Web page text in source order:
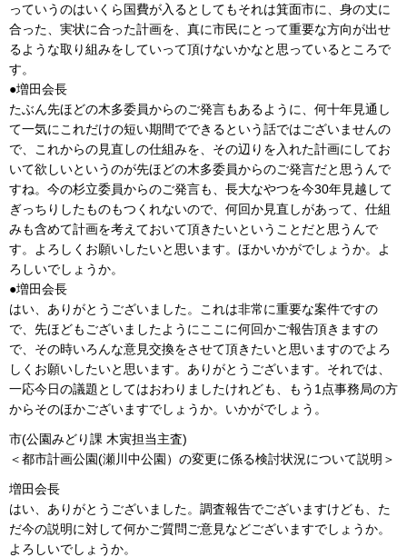
っていうのはいくら国費が入るとしてもそれは箕面市に、身の丈に
合った、実状に合った計画を、真に市民にとって重要な方向が出せ
るような取り組みをしていって頂けないかなと思っているところで
す。
●増田会長
たぶん先ほどの木多委員からのご発言もあるように、何十年見通し
て一気にこれだけの短い期間でできるという話ではございませんの
で、これからの見直しの仕組みを、その辺りを入れた計画にしてお
いて欲しいというのが先ほどの木多委員からのご発言だと思うんで
すね。今の杉立委員からのご発言も、長大なやつを今30年見越して
ぎっちりしたものもつくれないので、何回か見直しがあって、仕組
みも含めて計画を考えておいて頂きたいということだと思うんで
す。よろしくお願いしたいと思います。ほかいかがでしょうか。よ
ろしいでしょうか。
●増田会長
はい、ありがとうございました。これは非常に重要な案件ですの
で、先ほどもございましたようにここに何回かご報告頂きますの
で、その時いろんな意見交換をさせて頂きたいと思いますのでよろ
しくお願いしたいと思います。ありがとうございます。それでは、
一応今日の議題としてはおわりましたけれども、もう1点事務局の方
からそのほかございますでしょうか。いかがでしょう。
市(公園みどり課 木寅担当主査)
＜都市計画公園(瀬川中公園）の変更に係る検討状況について説明＞
増田会長
はい、ありがとうございました。調査報告でございますけども、た
だ今の説明に対して何かご質問ご意見などございますでしょうか。
よろしいでしょうか。